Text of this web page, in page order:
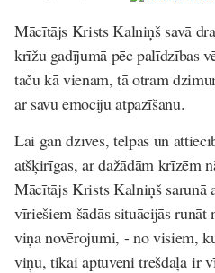
Mācītājs Krists Kalniņš savā
krīžu gadījumā pēc palīdzības
taču kā vienam, tā otram
ar savu emociju atpazīšanu.
Lai gan dzīves, telpas un
atšķirīgas, ar dažādām krīzēm
Mācītājs Krists Kalniņš
vīriešiem šādās situācijās
viņa novērojumi, - no visiem,
viņu, tikai aptuveni trešdaļa ir